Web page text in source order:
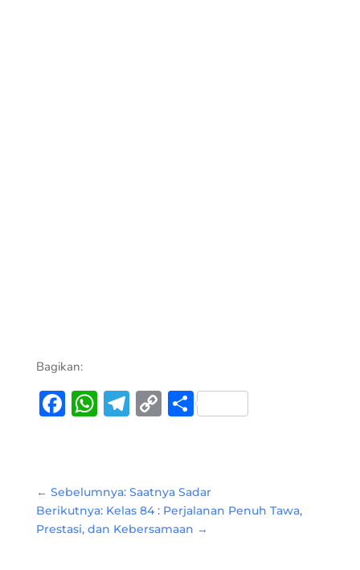
Bagikan:
Facebook
WhatsApp
Telegram
Copy
Link
Share
← Sebelumnya: Saatnya Sadar
Berikutnya: Kelas 84 : Perjalanan Penuh Tawa,
Prestasi, dan Kebersamaan →